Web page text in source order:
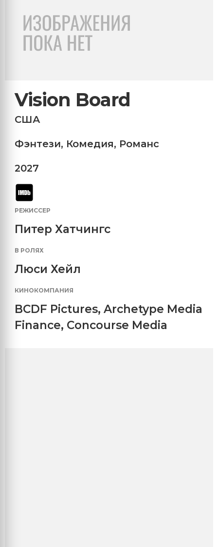
Vision Board
США
Фэнтези, Комедия, Романс
2027
РЕЖИССЕР
Питер Хатчингс
В РОЛЯХ
Люси Хейл
КИНОКОМПАНИЯ
BCDF Pictures, Archetype Media
Finance, Concourse Media